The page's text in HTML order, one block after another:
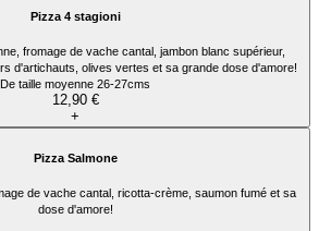
Pizza 4 stagioni
fromage de vache cantal, jambon blanc supérieur,
d'artichauts, olives vertes et sa grande dose d'amore!
De taille moyenne 26-27cms
12,90 €
+
Pizza Salmone
de vache cantal, ricotta-crème, saumon fumé et sa
dose d'amore!